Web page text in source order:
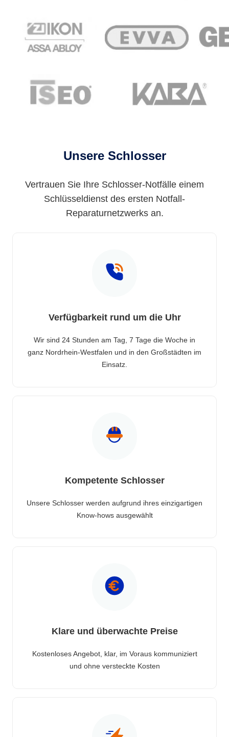
Unsere Schlosser
Vertrauen Sie Ihre Schlosser-Notfälle einem
Schlüsseldienst des ersten Notfall-
Reparaturnetzwerks an.
Verfügbarkeit rund um die Uhr
Wir sind 24 Stunden am Tag, 7 Tage die Woche in
ganz Nordrhein-Westfalen und in den Großstädten im
Einsatz.
Kompetente Schlosser
Unsere Schlosser werden aufgrund ihres einzigartigen
Know-hows ausgewählt
Klare und überwachte Preise
Kostenloses Angebot, klar, im Voraus kommuniziert
und ohne versteckte Kosten